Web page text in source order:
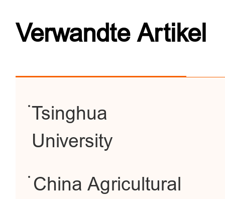
Verwandte Artikel
Tsinghua
University
China Agricultural